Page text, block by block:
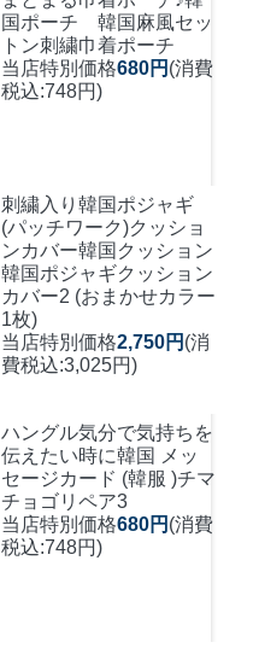
国ポーチ 韓国麻風セッ
トン刺繍巾着ポーチ
当店特別価格680円 (消費
税込:748円)
刺繍入り韓国ポジャギ
(パッチワーク)クッショ
ンカバー韓国クッション
韓国ポジャギクッション
カバー2 (おまかせカラー
1枚)
当店特別価格2,750円 (消
費税込:3,025円)
ハングル気分で気持ちを
伝えたい時に韓国 メッ
セージカード (韓服 )チマ
チョゴリペア3
当店特別価格680円 (消費
税込:748円)